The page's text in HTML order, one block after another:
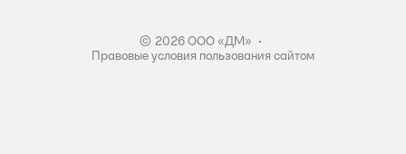
© 2026 ООО «ДМ» •
Правовые условия пользования сайтом